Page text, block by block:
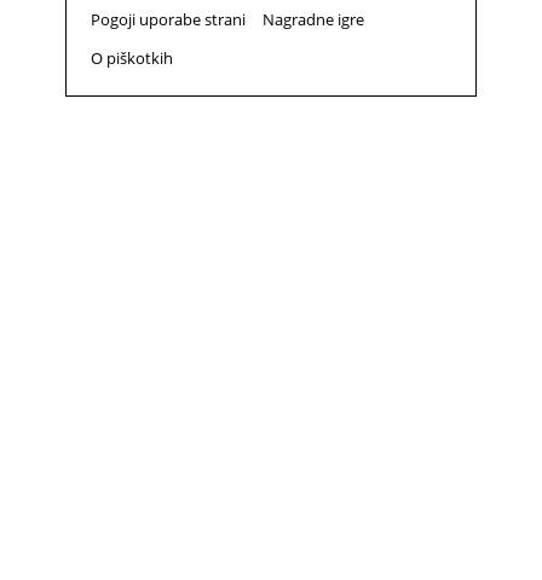
Pogoji uporabe strani
Nagradne igre
O piškotkih